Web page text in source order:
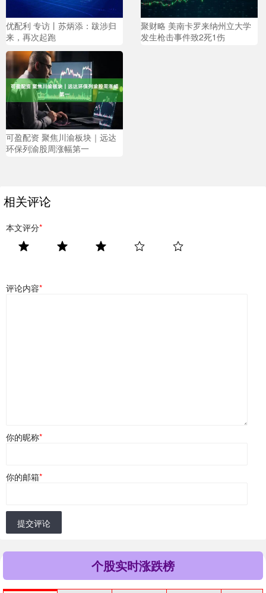
优配利 专访丨苏炳添：跋涉归
来，再次起跑
聚财略 美南卡罗来纳州立大学
发生枪击事件致2死1伤
可盈配资 聚焦川渝板块｜远达
环保列渝股周涨幅第一
相关评论
本文评分*
评论内容*
你的昵称*
你的邮箱*
提交评论
个股实时涨跌榜